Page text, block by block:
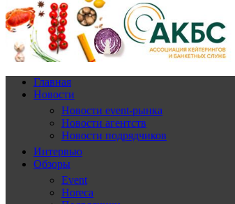
Главная
Новости
Новости event-рынка
Новости агентств
Новости подрядчиков
Интервью
Обзоры
Event
Horeca